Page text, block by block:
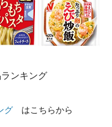
ンキング
グ はこちらから